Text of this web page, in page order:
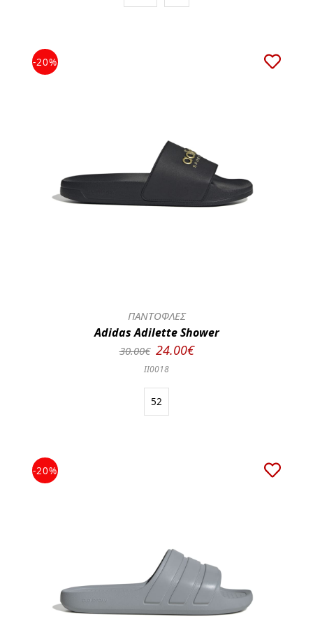
-20%
ΠΑΝΤΟΦΛΕΣ
Adidas Adilette Shower
30.00€ 24.00€
II0018
52
-20%